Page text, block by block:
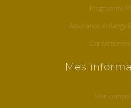
Programme
Assurance, échange
Contactez-
Mes
Mon compte